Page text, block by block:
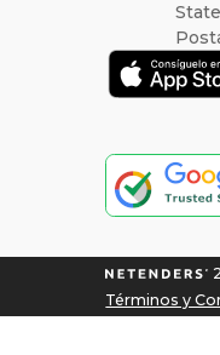
Términos y